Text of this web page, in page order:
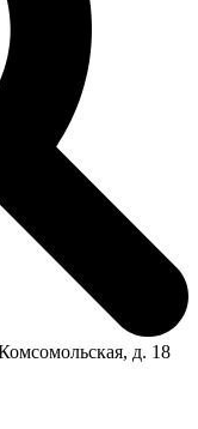
д. 18